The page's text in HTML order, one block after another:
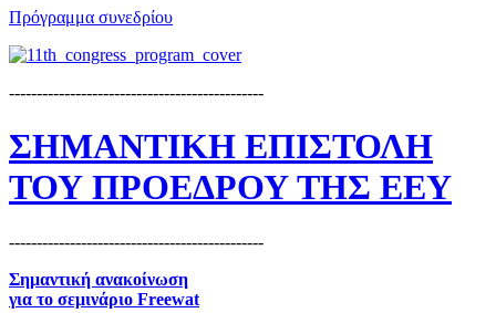
Πρόγραμμα συνεδρίου
----------------------------------------------
ΣΗΜΑΝΤΙΚΗ ΕΠΙΣΤΟΛΗ
ΤΟΥ ΠΡΟΕΔΡΟΥ ΤΗΣ ΕΕΥ
----------------------------------------------
Σημαντική ανακοίνωση
για το σεμινάριο Freewat